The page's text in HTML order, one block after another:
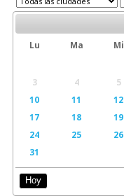
Lu Ma Mi
3
4 5
10
11 12
17
18 19
24
25 26
31
Hoy